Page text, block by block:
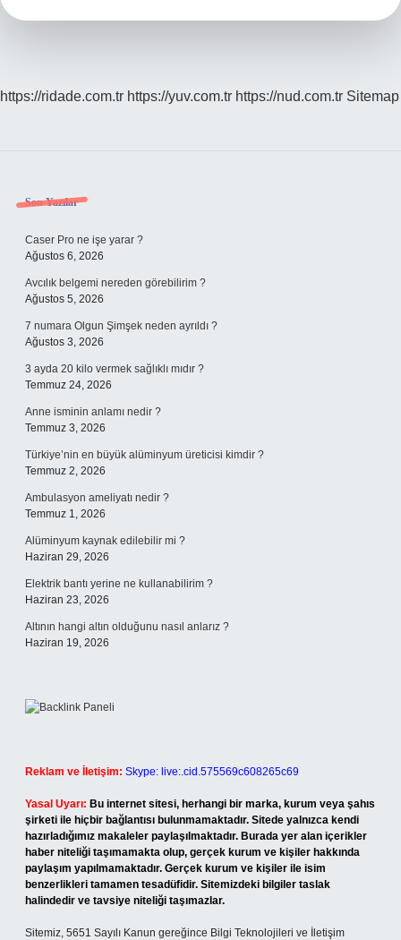
https://ridade.com.tr https://yuv.com.tr https://nud.com.tr Sitemap
Sidebar
Son Yazılar
Caser Pro ne işe yarar ?
Ağustos 6, 2026
Avcılık belgemi nereden görebilirim ?
Ağustos 5, 2026
7 numara Olgun Şimşek neden ayrıldı ?
Ağustos 3, 2026
3 ayda 20 kilo vermek sağlıklı mıdır ?
Temmuz 24, 2026
Anne isminin anlamı nedir ?
Temmuz 3, 2026
Türkiye’nin en büyük alüminyum üreticisi kimdir ?
Temmuz 2, 2026
Ambulasyon ameliyatı nedir ?
Temmuz 1, 2026
Alüminyum kaynak edilebilir mi ?
Haziran 29, 2026
Elektrik bantı yerine ne kullanabilirim ?
Haziran 23, 2026
Altının hangi altın olduğunu nasıl anlarız ?
Haziran 19, 2026
Reklam ve İletişim: Skype: live:.cid.575569c608265c69
Yasal Uyarı: Bu internet sitesi, herhangi bir marka, kurum veya şahıs
şirketi ile hiçbir bağlantısı bulunmamaktadır. Sitede yalnızca kendi
hazırladığımız makaleler paylaşılmaktadır. Burada yer alan içerikler
haber niteliği taşımamakta olup, gerçek kurum ve kişiler hakkında
paylaşım yapılmamaktadır. Gerçek kurum ve kişiler ile isim
benzerlikleri tamamen tesadüfidir. Sitemizdeki bilgiler taslak
halindedir ve tavsiye niteliği taşımazlar.
Sitemiz, 5651 Sayılı Kanun gereğince Bilgi Teknolojileri ve İletişim